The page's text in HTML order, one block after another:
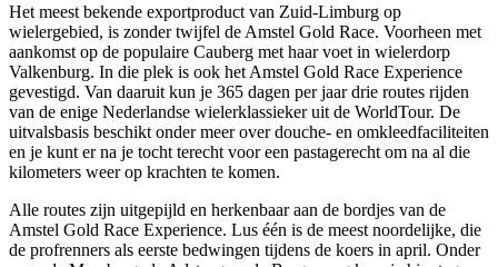
Het meest bekende exportproduct van Zuid-Limburg op
wielergebied, is zonder twijfel de Amstel Gold Race. Voorheen met
aankomst op de populaire Cauberg met haar voet in wielerdorp
Valkenburg. In die plek is ook het Amstel Gold Race Experience
gevestigd. Van daaruit kun je 365 dagen per jaar drie routes rijden
van de enige Nederlandse wielerklassieker uit de WorldTour. De
uitvalsbasis beschikt onder meer over douche- en omkleedfaciliteiten
en je kunt er na je tocht terecht voor een pastagerecht om na al die
kilometers weer op krachten te komen.
Alle routes zijn uitgepijld en herkenbaar aan de bordjes van de
Amstel Gold Race Experience. Lus één is de meest noordelijke, die
de profrenners als eerste bedwingen tijdens de koers in april. Onder